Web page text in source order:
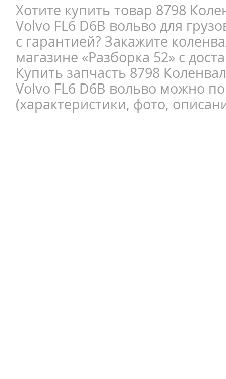
Хотите купить товар 8798
Volvo FL6 D6B вольво для
с гарантией? Закажите
магазине «Разборка 52» с
Купить запчасть 8798
Volvo FL6 D6B вольво можно
(характеристики, фото,